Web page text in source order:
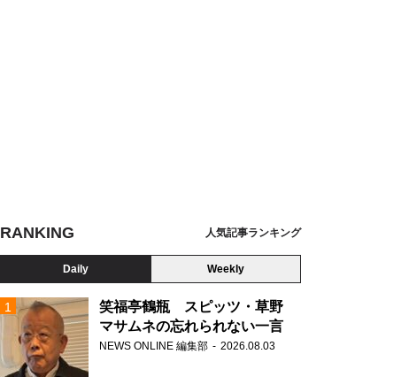
RANKING 人気記事ランキング
Daily Weekly
笑福亭鶴瓶 スピッツ・草野
マサムネの忘れられない一言
NEWS ONLINE 編集部 2026.08.03